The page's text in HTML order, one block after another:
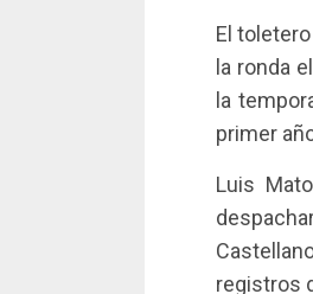
El
la ronda
la
primer
Luis
registros